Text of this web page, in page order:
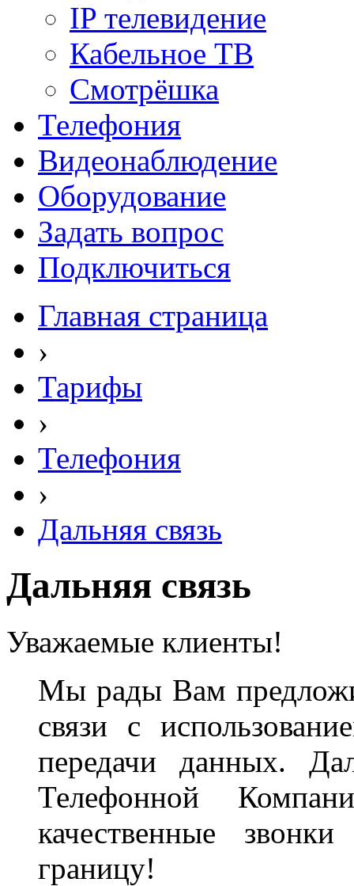
IP телевидение
Кабельное ТВ
Смотрёшка
Телефония
Видеонаблюдение
Оборудование
Задать вопрос
Подключиться
Главная страница
›
Тарифы
›
Телефония
›
Дальняя связь
Дальняя связь
Уважаемые клиенты!
Мы рады Вам
связи с
передачи данных.
Телефонной
качественные
границу!